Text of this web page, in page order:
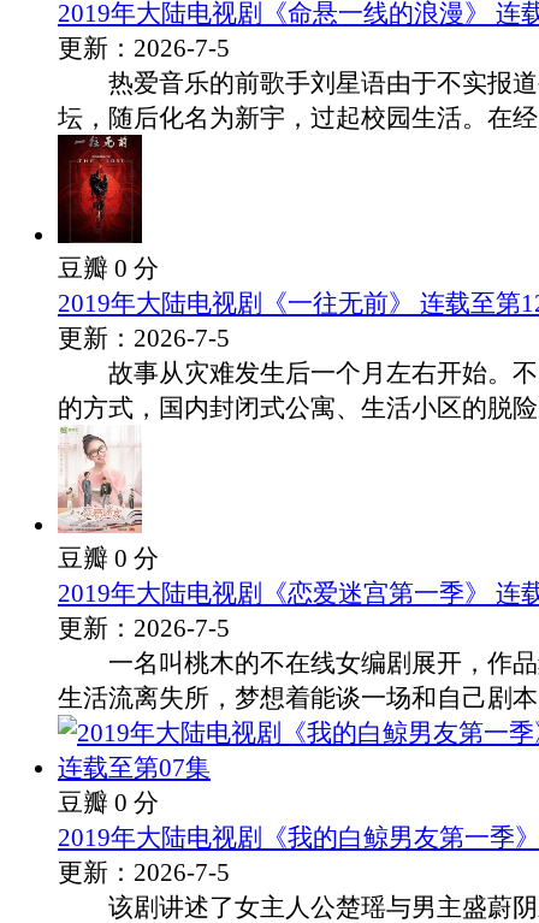
2019年大陆电视剧《命悬一线的浪漫》 连
更新：2026-7-5
热爱音乐的前歌手刘星语由于不实报道
坛，随后化名为新宇，过起校园生活。在
豆瓣 0 分
2019年大陆电视剧《一往无前》 连载至第
更新：2026-7-5
故事从灾难发生后一个月左右开始。不
的方式，国内封闭式公寓、生活小区的脱
豆瓣 0 分
2019年大陆电视剧《恋爱迷宫第一季》 连
更新：2026-7-5
一名叫桃木的不在线女编剧展开，作品
生活流离失所，梦想着能谈一场和自己剧
豆瓣 0 分
2019年大陆电视剧《我的白鲸男友第一季
更新：2026-7-5
该剧讲述了女主人公楚瑶与男主盛蔚阴